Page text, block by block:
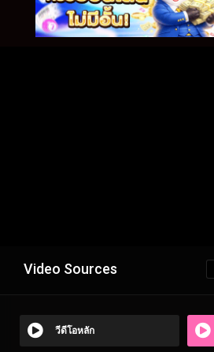
Video Sources
วีดีโอหลัก